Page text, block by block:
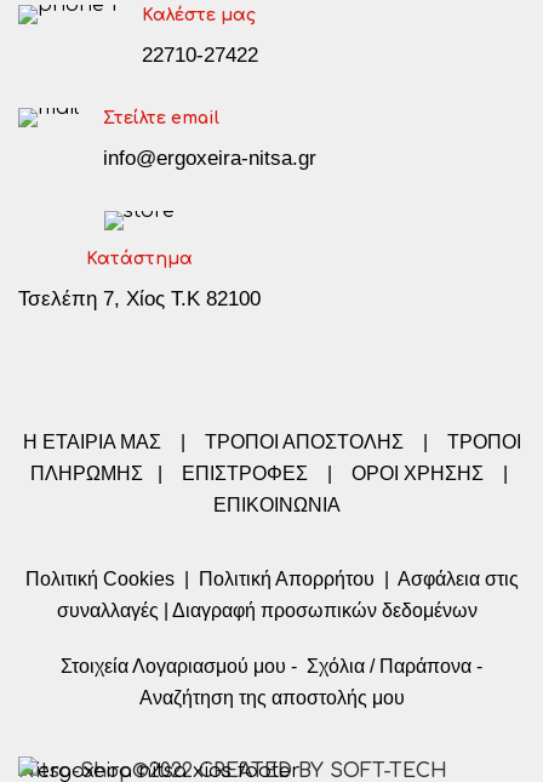
Καλέστε μας
22710-27422
Στείλτε email
info@ergoxeira-nitsa.gr
Κατάστημα
Τσελέπη 7, Χίος Τ.Κ 82100
Η ΕΤΑΙΡΙΑ ΜΑΣ ΤΡΟΠΟΙ ΑΠΟΣΤΟΛΗΣ
ΤΡΟΠΟΙ
ΠΛΗΡΩΜΗΣ
ΕΠΙΣΤΡΟΦΕΣ ΟΡΟΙ ΧΡΗΣΗΣ
ΕΠΙΚΟΙΝΩΝΙΑ
Πολιτική Cookies| Πολιτική Απορρήτου
Ασφάλεια στις
συναλλαγές
Διαγραφή προσωπικών δεδομένων
Στοιχεία Λογαριασμού μου - Σχόλια / Παράπονα -
Αναζήτηση της αποστολής μου
Nitsa-Shop©2022 CREATED BY SOFT-TECH